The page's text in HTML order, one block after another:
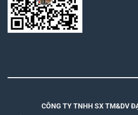
CÔNG TY TNHH SX TM&DV